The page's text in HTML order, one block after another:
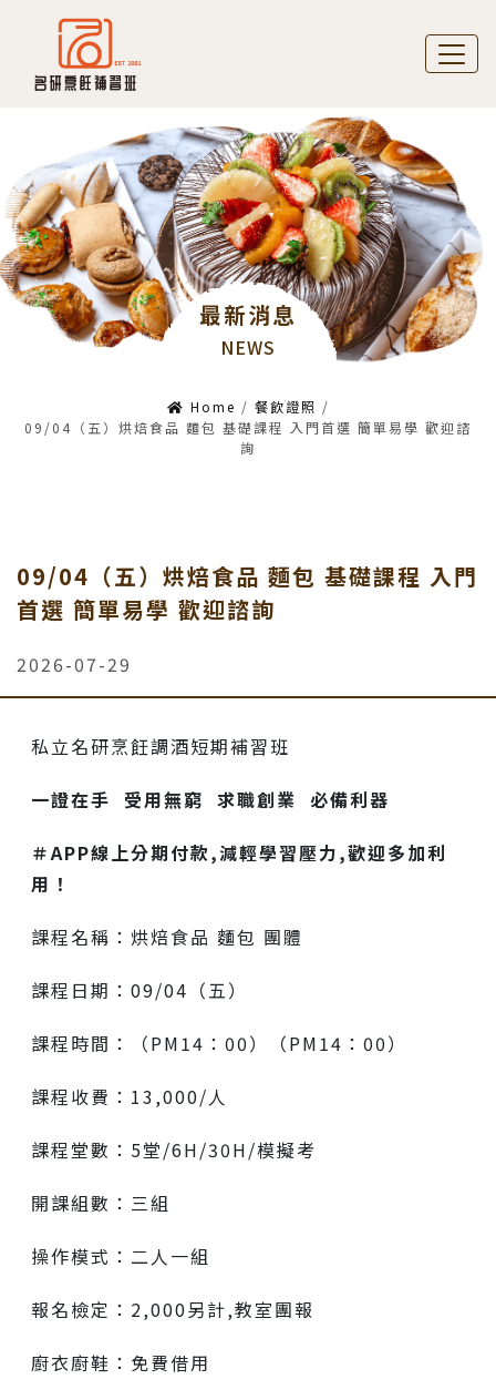
最新消息
NEWS
Home / 餐飲證照 /
09/04（五）烘焙食品 麵包 基礎課程 入門首選 簡單易學 歡迎諮
詢
09/04（五）烘焙食品 麵包 基礎課程 入門
首選 簡單易學 歡迎諮詢
2026-07-29
私立名研烹飪調酒短期補習班
一證在手 受用無窮 求職創業 必備利器
＃APP線上分期付款,減輕學習壓力,歡迎多加利
用！
課程名稱：烘焙食品 麵包 團體
課程日期：09/04（五）
課程時間：（PM14：00）（PM14：00）
課程收費：13,000/人
課程堂數：5堂/6H/30H/模擬考
開課組數：三組
操作模式：二人一組
報名檢定：2,000另計,教室團報
廚衣廚鞋：免費借用